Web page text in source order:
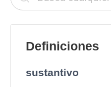
Definiciones
sustantivo